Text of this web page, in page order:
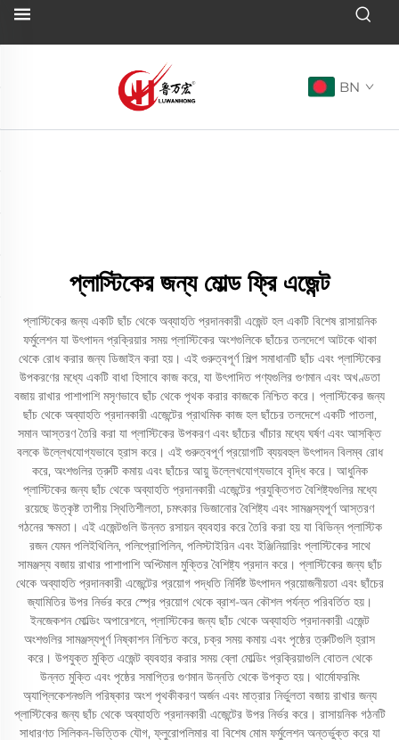
BN
প্লাস্টিকের জন্য মোল্ড ফ্রি এজেন্ট
প্লাস্টিকের জন্য একটি ছাঁচ থেকে অব্যাহতি প্রদানকারী এজেন্ট হল একটি বিশেষ রাসায়নিক
ফর্মুলেশন যা উৎপাদন প্রক্রিয়ার সময় প্লাস্টিকের অংশগুলিকে ছাঁচের তলদেশে আটকে থাকা
থেকে রোধ করার জন্য ডিজাইন করা হয়। এই গুরুত্বপূর্ণ শিল্প সমাধানটি ছাঁচ এবং প্লাস্টিকের
উপকরণের মধ্যে একটি বাধা হিসাবে কাজ করে, যা উৎপাদিত পণ্যগুলির গুণমান এবং অখণ্ডতা
বজায় রাখার পাশাপাশি মসৃণভাবে ছাঁচ থেকে পৃথক করার কাজকে নিশ্চিত করে। প্লাস্টিকের জন্য
ছাঁচ থেকে অব্যাহতি প্রদানকারী এজেন্টের প্রাথমিক কাজ হল ছাঁচের তলদেশে একটি পাতলা,
সমান আস্তরণ তৈরি করা যা প্লাস্টিকের উপকরণ এবং ছাঁচের খাঁচার মধ্যে ঘর্ষণ এবং আসক্তি
বলকে উল্লেখযোগ্যভাবে হ্রাস করে। এই গুরুত্বপূর্ণ প্রয়োগটি ব্যয়বহুল উৎপাদন বিলম্ব রোধ
করে, অংশগুলির ত্রুটি কমায় এবং ছাঁচের আয়ু উল্লেখযোগ্যভাবে বৃদ্ধি করে। আধুনিক
প্লাস্টিকের জন্য ছাঁচ থেকে অব্যাহতি প্রদানকারী এজেন্টের প্রযুক্তিগত বৈশিষ্ট্যগুলির মধ্যে
রয়েছে উত্কৃষ্ট তাপীয় স্থিতিশীলতা, চমৎকার ভিজানোর বৈশিষ্ট্য এবং সামঞ্জস্যপূর্ণ আস্তরণ
গঠনের ক্ষমতা। এই এজেন্টগুলি উন্নত রসায়ন ব্যবহার করে তৈরি করা হয় যা বিভিন্ন প্লাস্টিক
রজন যেমন পলিইথিলিন, পলিপ্রোপিলিন, পলিস্টাইরিন এবং ইঞ্জিনিয়ারিং প্লাস্টিকের সাথে
সামঞ্জস্য বজায় রাখার পাশাপাশি অপ্টিমাল মুক্তির বৈশিষ্ট্য প্রদান করে। প্লাস্টিকের জন্য ছাঁচ
থেকে অব্যাহতি প্রদানকারী এজেন্টের প্রয়োগ পদ্ধতি নির্দিষ্ট উৎপাদন প্রয়োজনীয়তা এবং ছাঁচের
জ্যামিতির উপর নির্ভর করে স্প্রে প্রয়োগ থেকে ব্রাশ-অন কৌশল পর্যন্ত পরিবর্তিত হয়।
ইনজেকশন মোল্ডিং অপারেশনে, প্লাস্টিকের জন্য ছাঁচ থেকে অব্যাহতি প্রদানকারী এজেন্ট
অংশগুলির সামঞ্জস্যপূর্ণ নিষ্কাশন নিশ্চিত করে, চক্র সময় কমায় এবং পৃষ্ঠের ত্রুটিগুলি হ্রাস
করে। উপযুক্ত মুক্তি এজেন্ট ব্যবহার করার সময় ব্লো মোল্ডিং প্রক্রিয়াগুলি বোতল থেকে
উন্নত মুক্তি এবং পৃষ্ঠের সমাপ্তির গুণমান উন্নতি থেকে উপকৃত হয়। থার্মোফরমিং
অ্যাপ্লিকেশনগুলি পরিষ্কার অংশ পৃথকীকরণ অর্জন এবং মাত্রার নির্ভুলতা বজায় রাখার জন্য
প্লাস্টিকের জন্য ছাঁচ থেকে অব্যাহতি প্রদানকারী এজেন্টের উপর নির্ভর করে। রাসায়নিক গঠনটি
সাধারণত সিলিকন-ভিত্তিক যৌগ, ফ্লুরোপলিমার বা বিশেষ মোম ফর্মুলেশন অন্তর্ভুক্ত করে যা